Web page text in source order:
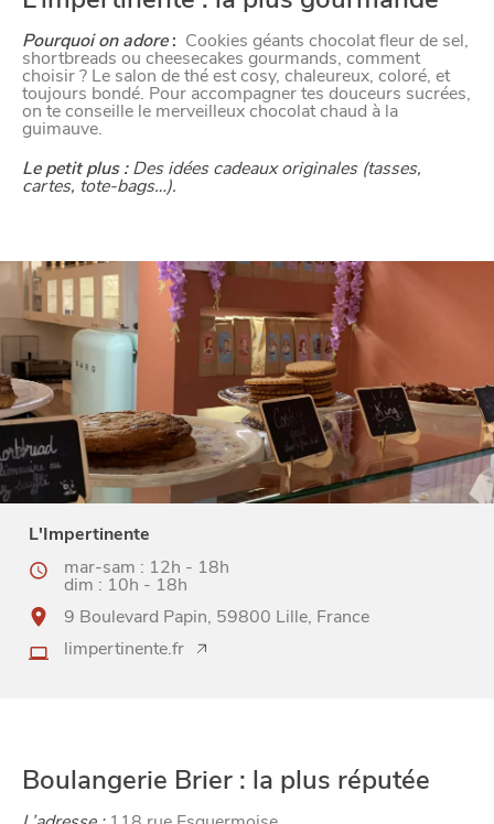
Pourquoi on adore: Cookies géants chocolat fleur de sel,
shortbreads ou cheesecakes gourmands, comment
choisir ? Le salon de thé est cosy, chaleureux, coloré, et
toujours bondé. Pour accompagner tes douceurs sucrées,
on te conseille le merveilleux chocolat chaud à la
guimauve.
Le petit plus :Des idées cadeaux originales (tasses,
cartes, tote-bags…).
L'Impertinente
mar-sam : 12h - 18h
dim : 10h - 18h
9 Boulevard Papin, 59800 Lille, France
limpertinente.fr
Boulangerie Brier : la plus réputée